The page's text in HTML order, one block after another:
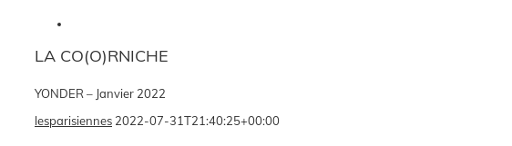
LA CO(O)RNICHE
YONDER – Janvier 2022
lesparisiennes 2022-07-31T21:40:25+00:00